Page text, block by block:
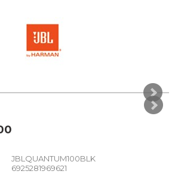
JBLQUANTUM100BLK
6925281969621